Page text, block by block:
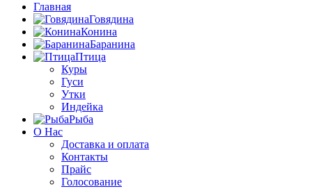
Главная
Говядина
Конина
Баранина
Птица
Куры
Гуси
Утки
Индейка
Рыба
О Нас
Доставка и оплата
Контакты
Прайс
Голосование